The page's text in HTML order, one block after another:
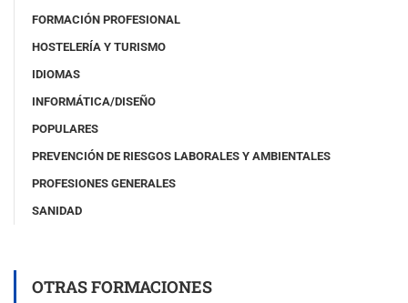
FORMACIÓN PROFESIONAL
HOSTELERÍA Y TURISMO
IDIOMAS
INFORMÁTICA/DISEÑO
POPULARES
PREVENCIÓN DE RIESGOS LABORALES Y AMBIENTALES
PROFESIONES GENERALES
SANIDAD
OTRAS FORMACIONES